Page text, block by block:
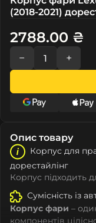
(2018-2021)
2788.00 ₴
− +
Опис товару
Корпус для
дорестайлінг
Корпус підходить
Сумісність із
Корпус фари –
компонентів